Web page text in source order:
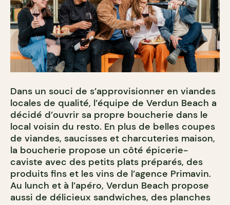
Dans un souci de s’approvisionner en viandes
locales de qualité, l’équipe de Verdun Beach a
décidé d’ouvrir sa propre boucherie dans le
local voisin du resto. En plus de belles coupes
de viandes, saucisses et charcuteries maison,
la boucherie propose un côté épicerie-
caviste avec des petits plats préparés, des
produits fins et les vins de l’agence Primavin.
Au lunch et à l’apéro, Verdun Beach propose
aussi de délicieux sandwiches, des planches